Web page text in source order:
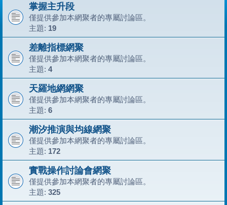
掌握主升段
僅提供參加本網聚者的專屬討論區。
主題: 19
差離指標網聚
僅提供參加本網聚者的專屬討論區。
主題: 4
天羅地網網聚
僅提供參加本網聚者的專屬討論區。
主題: 6
潮汐推演與均線網聚
僅提供參加本網聚者的專屬討論區。
主題: 172
實戰操作討論會網聚
僅提供參加本網聚者的專屬討論區。
主題: 325